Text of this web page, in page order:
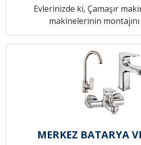
Evlerinizde ki, Çamaşır
makinelerinin
MERKEZ BATARYA